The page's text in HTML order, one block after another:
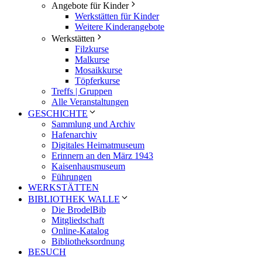
Angebote für Kinder
Werkstätten für Kinder
Weitere Kinderangebote
Werkstätten
Filzkurse
Malkurse
Mosaikkurse
Töpferkurse
Treffs | Gruppen
Alle Veranstaltungen
GESCHICHTE
Sammlung und Archiv
Hafenarchiv
Digitales Heimatmuseum
Erinnern an den März 1943
Kaisenhausmuseum
Führungen
WERKSTÄTTEN
BIBLIOTHEK WALLE
Die BrodelBib
Mitgliedschaft
Online-Katalog
Bibliotheksordnung
BESUCH